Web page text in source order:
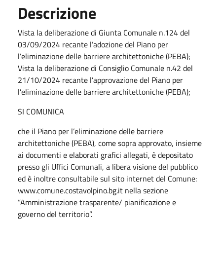
Descrizione
Vista la deliberazione di Giunta Comunale n.124 del
03/09/2024 recante l’adozione del Piano per
l’eliminazione delle barriere architettoniche (PEBA);
Vista la deliberazione di Consiglio Comunale n.42 del
21/10/2024 recante l’approvazione del Piano per
l’eliminazione delle barriere architettoniche (PEBA);
SI COMUNICA
che il Piano per l’eliminazione delle barriere
architettoniche (PEBA), come sopra approvato, insieme
ai documenti e elaborati grafici allegati, è depositato
presso gli Uffici Comunali, a libera visione del pubblico
ed è inoltre consultabile sul sito internet del Comune:
www.comune.costavolpino.bg.it nella sezione
“Amministrazione trasparente/ pianificazione e
governo del territorio”.